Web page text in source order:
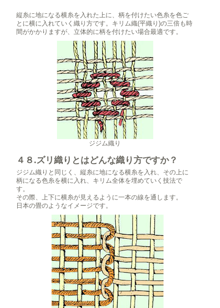
縦糸に地になる横糸を入れた上に、柄を付けたい色糸を色ご
とに横に入れていく織り方です。キリム織(平織り)の三倍も時
間がかかりますが、立体的に柄を付けたい場合最適です。
ジジム織り
４８.ズリ織りとはどんな織り方ですか？
ジジム織りと同じく、縦糸に地になる横糸を入れ、その上に
柄になる色糸を横に入れ、キリム全体を埋めていく技法で
す。
その際、上下に横糸が見えるように一本の線を通します。
日本の畳のようなイメージです。